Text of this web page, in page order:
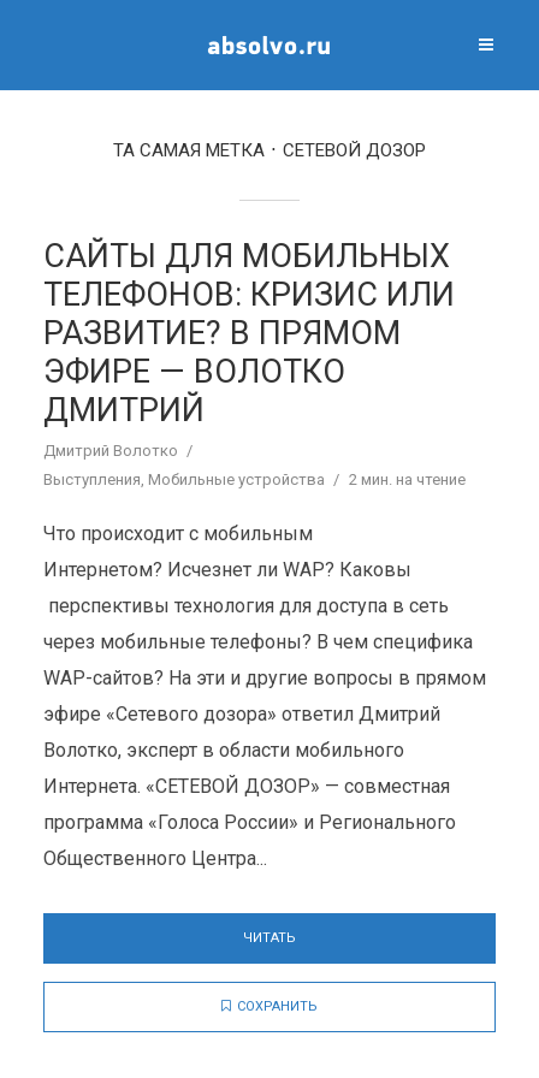
ТА САМАЯ МЕТКА СЕТЕВОЙ ДОЗОР
САЙТЫ ДЛЯ МОБИЛЬНЫХ
ТЕЛЕФОНОВ: КРИЗИС ИЛИ
РАЗВИТИЕ? В ПРЯМОМ
ЭФИРЕ — ВОЛОТКО
ДМИТРИЙ
Дмитрий Волотко
Выступления, Мобильные устройства 2 мин. на чтение
Что происходит с мобильным
Интернетом? Исчезнет ли WAP? Каковы
перспективы технология для доступа в сеть
через мобильные телефоны? В чем специфика
WAP-сайтов? На эти и другие вопросы в прямом
эфире «Сетевого дозора» ответил Дмитрий
Волотко, эксперт в области мобильного
Интернета. «СЕТЕВОЙ ДОЗОР» — совместная
программа «Голоса России» и Регионального
Общественного Центра...
ЧИТАТЬ
СОХРАНИТЬ